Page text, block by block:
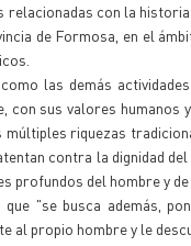
relacionadas con la
de Formosa, en el
las demás
con sus valores humanos
múltiples riquezas
contra la dignidad
profundos del hombre y
que "se busca además,
al propio hombre y le